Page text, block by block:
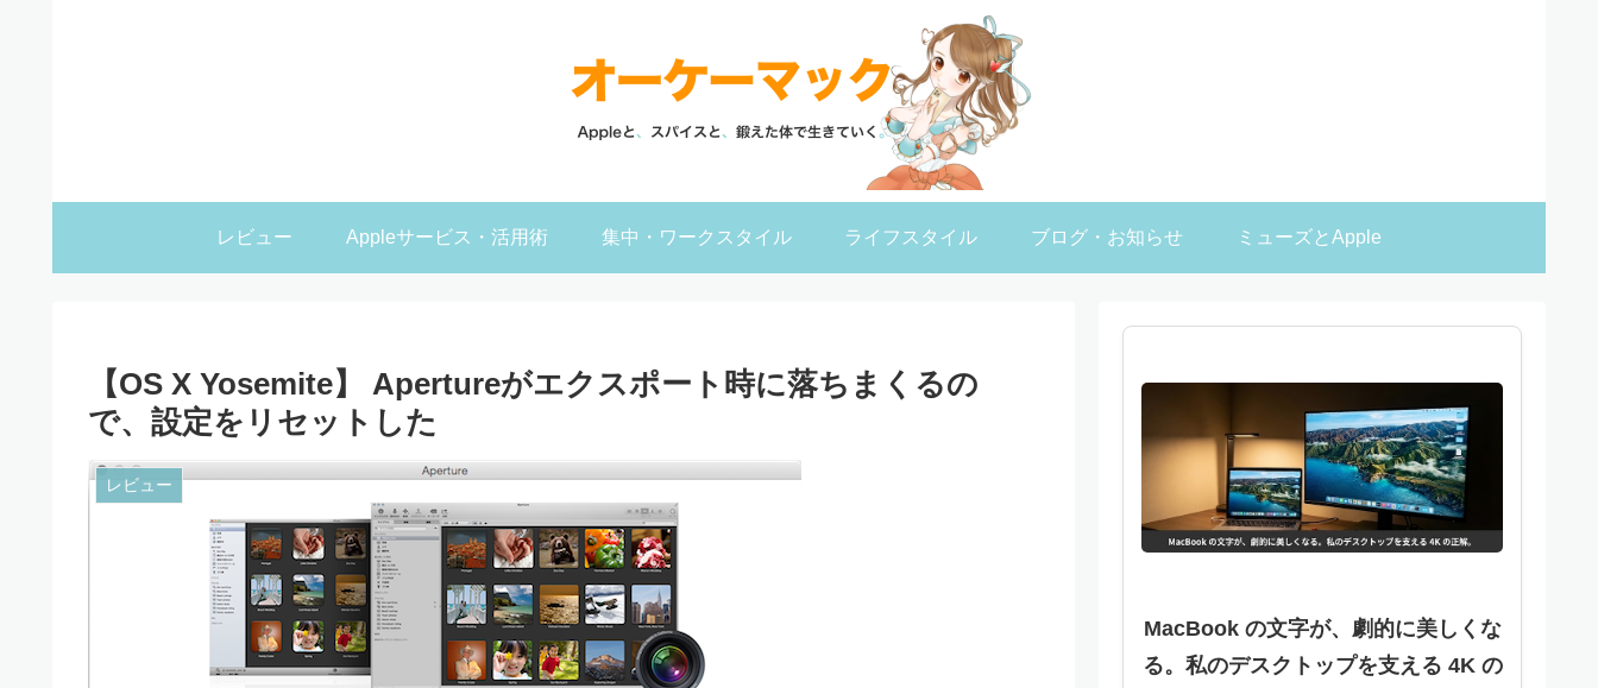
レビュー Appleサービス・活用術 集中・ワークスタイル ライフスタイル ブログ・お知らせ ミューズとApple
【OS X Yosemite】 Apertureがエクスポート時に落ちまくるの
で、設定をリセットした
レビュー
MacBook の文字が、劇的に美しくな
る。私のデスクトップを支える 4K の